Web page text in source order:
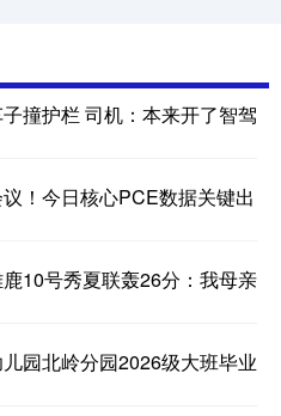
撞护栏 司机：本来开了智驾
！今日核心PCE数据关键出
10号秀夏联轰26分：我母亲
园北岭分园2026级大班毕业